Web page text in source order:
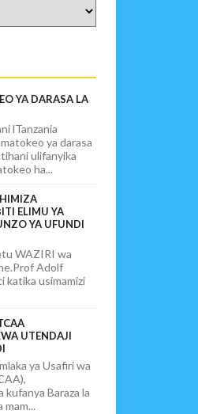
YA DARASA LA
lTanzania
ya darasa
ulifanyika
ha...
ELIMU YA
YA UFUNDI
WAZIRI wa
Adolf
katika usimamizi
UTENDAJI
ya Usafiri wa
Baraza la